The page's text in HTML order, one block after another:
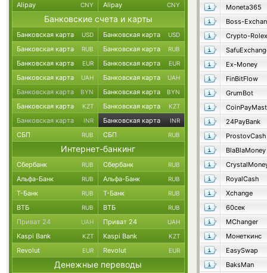
Moneta365
Boss-
Crypto-Rolex
Ex-Money
FinBitFlow
GrumBot
24PayBank
ProstovCash
BlaBlaMoney
RoyalCash
Xchange
60сек
MChanger
Монеткинс
EasySwap
BaksMan
Alipay CNY Alipay CNY
Банковские счета и карты
Банковская карта USD Банковская карта USD
Банковская карта RUB Банковская карта RUB
Банковская карта EUR Банковская карта EUR
Банковская карта UAH Банковская карта UAH
Банковская карта BYN Банковская карта BYN
Банковская карта KZT Банковская карта KZT
Банковская карта INR Банковская карта INR
СБП RUB СБП RUB
Интернет-банкинг
Сбербанк RUB Сбербанк RUB
Альфа-Банк RUB Альфа-Банк RUB
Т-Банк RUB Т-Банк RUB
ВТБ RUB ВТБ RUB
Приват 24 UAH Приват 24 UAH
Kaspi Bank KZT Kaspi Bank KZT
Revolut EUR Revolut EUR
Денежные переводы